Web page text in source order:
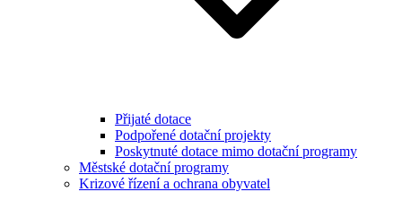
Přijaté dotace
Podpořené dotační projekty
Poskytnuté dotace mimo dotační programy
Městské dotační programy
Krizové řízení a ochrana obyvatel